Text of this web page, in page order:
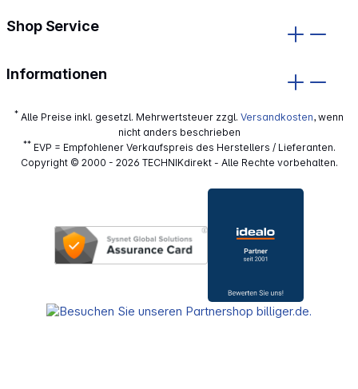
Shop Service
Informationen
* Alle Preise inkl. gesetzl. Mehrwertsteuer zzgl. Versandkosten, wenn
nicht anders beschrieben
**EVP = Empfohlener Verkaufspreis des Herstellers / Lieferanten.
Copyright © 2000 - 2026 TECHNIKdirekt - Alle Rechte vorbehalten.